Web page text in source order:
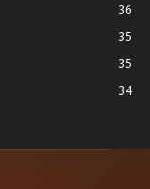
36
35
35
34